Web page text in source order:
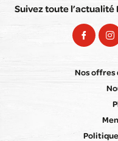
Suivez toute
Nos offres